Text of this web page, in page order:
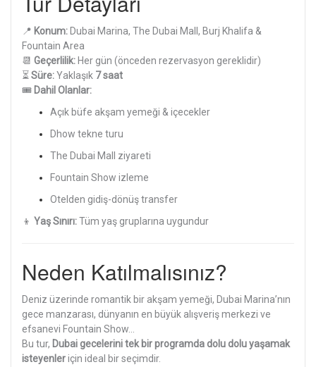
📍 Konum:Dubai Marina, The Dubai Mall, Burj Khalifa &
Fountain Area
📆 Geçerlilik:Her gün (önceden rezervasyon gereklidir)
⏳Süre:Yaklaşık 7 saat
🎟️ Dahil Olanlar:
Açık büfe akşam yemeği & içecekler
Dhow tekne turu
The Dubai Mall ziyareti
Fountain Show izleme
Otelden gidiş-dönüş transfer
👦 Yaş Sınırı:Tüm yaş gruplarına uygundur
Neden Katılmalısınız?
Deniz üzerinde romantik bir akşam yemeği, Dubai Marina’nın
gece manzarası, dünyanın en büyük alışveriş merkezi ve
efsanevi Fountain Show…
Bu tur, Dubai gecelerini tek bir programda dolu dolu yaşamak
isteyenleriçin ideal bir seçimdir.